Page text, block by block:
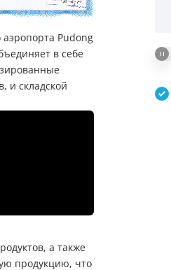
Pudong
в себе
и складской
а также
продукцию, что